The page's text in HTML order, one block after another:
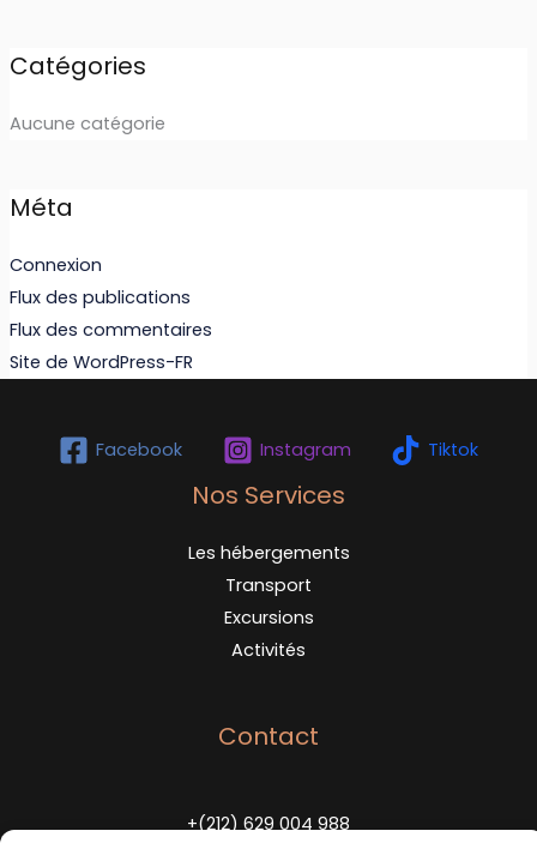
Catégories
Aucune catégorie
Méta
Connexion
Flux des publications
Flux des commentaires
Site de WordPress-FR
Facebook Instagram Tiktok
Nos Services
Les hébergements
Transport
Excursions
Activités
Contact
+(212) 629 004 988